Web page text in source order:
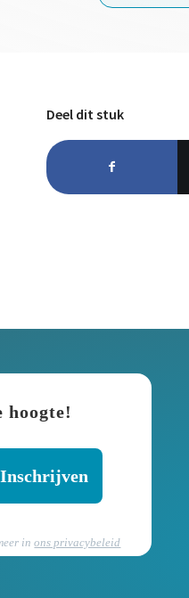
Deel dit stuk
hoogte!
inons privacybeleid